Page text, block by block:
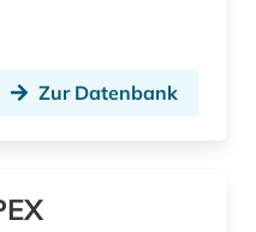
berufliche weiterbildung (1)
Zur Datenbank